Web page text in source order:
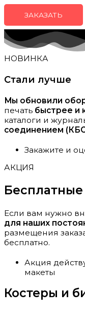
ЗАКАЗАТЬ
НОВИНКА
Стали лучше
Мы обновили
печать быстрее и
каталоги и
соединением
Закажите и
АКЦИЯ
Если вам нужно
для наших
размещения
бесплатно.
Акция
макеты
Костеры и